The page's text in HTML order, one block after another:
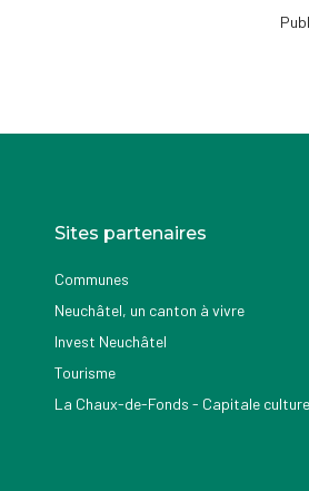
Sites partenaires
Communes
Neuchâtel, un canton à vivre
Invest Neuchâtel
Tourisme
La Chaux-de-Fonds - Capitale